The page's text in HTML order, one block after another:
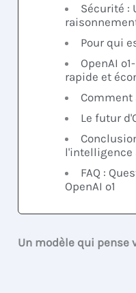
Sécurité :
Pour qui
OpenAI
rapide et
Comment
Le futur
l'intelligence
FAQ :
OpenAI o1
Un modèle qui pense